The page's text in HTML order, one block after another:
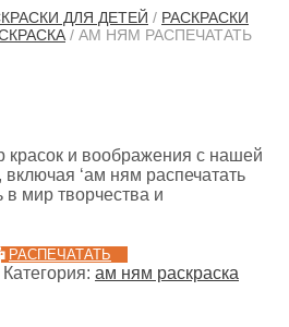
ДЛЯ ДЕТЕЙ / РАСКРАСКИ
/ АМ НЯМ РАСПЕЧАТАТЬ
красок и воображения с нашей
включая ‘ам ням распечатать
в мир творчества и
РАСПЕЧАТАТЬ
Категория: ам ням раскраска